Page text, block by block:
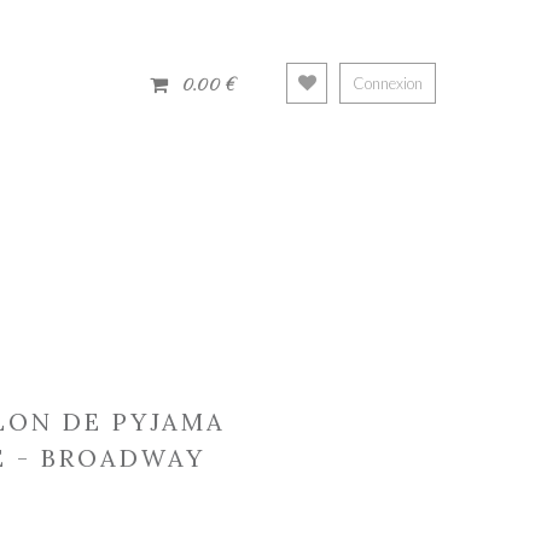
Connexion
0.00 €
DE PYJAMA
- BROADWAY